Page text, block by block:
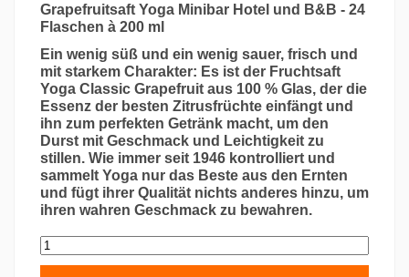
Grapefruitsaft Yoga Minibar Hotel und B&B - 24
Flaschen à 200 ml
Ein wenig süß und ein wenig sauer, frisch und
mit starkem Charakter: Es ist der Fruchtsaft
Yoga Classic Grapefruit aus 100 % Glas, der die
Essenz der besten Zitrusfrüchte einfängt und
ihn zum perfekten Getränk macht, um den
Durst mit Geschmack und Leichtigkeit zu
stillen. Wie immer seit 1946 kontrolliert und
sammelt Yoga nur das Beste aus den Ernten
und fügt ihrer Qualität nichts anderes hinzu, um
ihren wahren Geschmack zu bewahren.